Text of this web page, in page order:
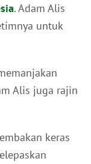
. Adam Alis
untuk
Alis juga rajin
keras